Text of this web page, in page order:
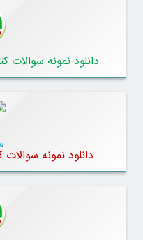
دانلود نمونه
دانلود نمونه